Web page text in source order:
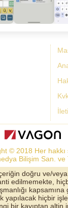
© 2018 Her hakkı
Bilişim San. ve
doğru ve/
edilmemekte,
yapılacak hiçbir
bir kayıptan